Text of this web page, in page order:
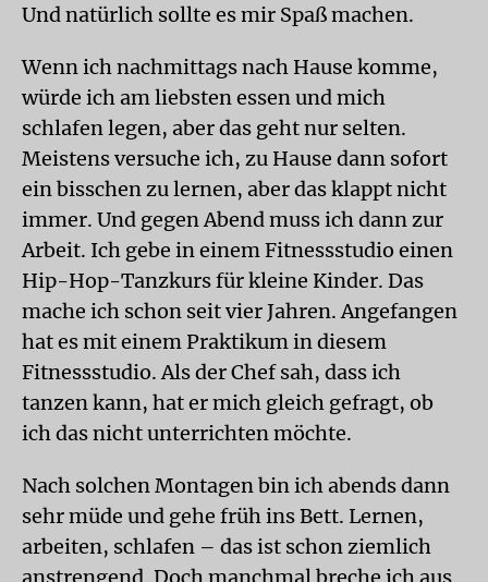
Und natürlich sollte es mir Spaß machen.
Wenn ich nachmittags nach Hause komme,
würde ich am liebsten essen und mich
schlafen legen, aber das geht nur selten.
Meistens versuche ich, zu Hause dann sofort
ein bisschen zu lernen, aber das klappt nicht
immer. Und gegen Abend muss ich dann zur
Arbeit. Ich gebe in einem Fitnessstudio einen
Hip-Hop-Tanzkurs für kleine Kinder. Das
mache ich schon seit vier Jahren. Angefangen
hat es mit einem Praktikum in diesem
Fitnessstudio. Als der Chef sah, dass ich
tanzen kann, hat er mich gleich gefragt, ob
ich das nicht unterrichten möchte.
Nach solchen Montagen bin ich abends dann
sehr müde und gehe früh ins Bett. Lernen,
arbeiten, schlafen – das ist schon ziemlich
anstrengend. Doch manchmal breche ich aus